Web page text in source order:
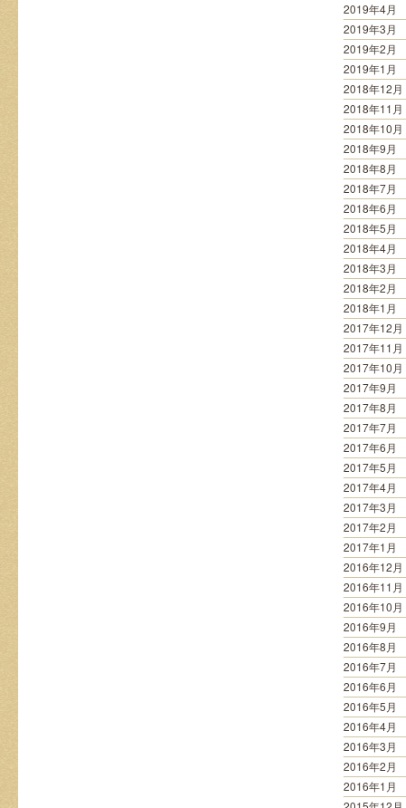
2019年4月
2019年3月
2019年2月
2019年1月
2018年12月
2018年11月
2018年10月
2018年9月
2018年8月
2018年7月
2018年6月
2018年5月
2018年4月
2018年3月
2018年2月
2018年1月
2017年12月
2017年11月
2017年10月
2017年9月
2017年8月
2017年7月
2017年6月
2017年5月
2017年4月
2017年3月
2017年2月
2017年1月
2016年12月
2016年11月
2016年10月
2016年9月
2016年8月
2016年7月
2016年6月
2016年5月
2016年4月
2016年3月
2016年2月
2016年1月